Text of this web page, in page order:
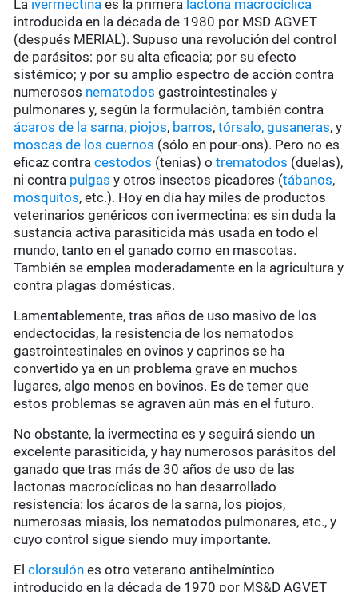
La ivermectina es la primera lactona macrocíclica
introducida en la década de 1980 por MSD AGVET
(después MERIAL). Supuso una revolución del control
de parásitos: por su alta eficacia; por su efecto
sistémico; y por su amplio espectro de acción contra
numerosos nematodos gastrointestinales y
pulmonares y, según la formulación, también contra
ácaros de la sarna, piojos, barros,tórsalo,gusaneras, y
moscas de los cuernos (sólo en pour-ons). Pero no es
eficaz contracestodos (tenias) otrematodos (duelas),
ni contra pulgas y otros insectos picadores (tábanos,
mosquitos, etc.). Hoy en día hay miles de productos
veterinarios genéricos con ivermectina: es sin duda la
sustancia activa parasiticida más usada en todo el
mundo, tanto en el ganado como en mascotas.
También se emplea moderadamente en la agricultura y
contra plagas domésticas.
Lamentablemente, tras años de uso masivo de los
endectocidas, la resistencia de los nematodos
gastrointestinales en ovinos y caprinos se ha
convertido ya en un problema grave en muchos
lugares, algo menos en bovinos. Es de temer que
estos problemas se agraven aún más en el futuro.
No obstante, la ivermectina es y seguirá siendo un
excelente parasiticida, y hay numerosos parásitos del
ganado que tras más de 30 años de uso de las
lactonas macrocíclicas no han desarrollado
resistencia: los ácaros de la sarna, los piojos,
numerosas miasis, los nematodos pulmonares, etc., y
cuyo control sigue siendo muy importante.
Elclorsulón es otro veterano antihelmíntico
introducido en la década de 1970 por MS&D AGVET